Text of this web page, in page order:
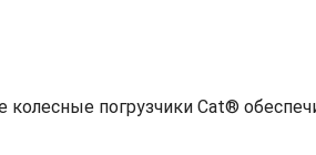
погрузчики Cat®